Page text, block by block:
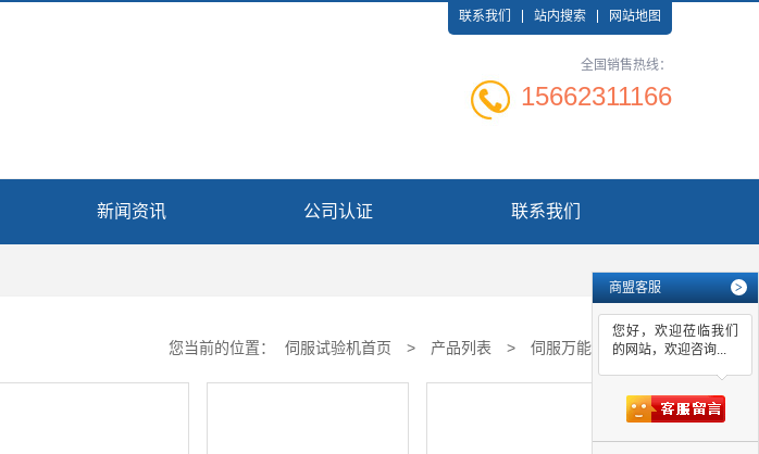
联系我们 站内搜索 网站地图
全国销售热线：
15662311166
新闻资讯 公司认证 联系我们
您当前的位置： 伺服试验机首页 > 产品列表 > 伺服万能试验机
商盟客服 >
您好，欢迎莅临我们
的网站，欢迎咨询...